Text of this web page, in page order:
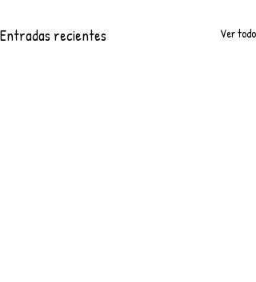
Entradas recientes Ver todo